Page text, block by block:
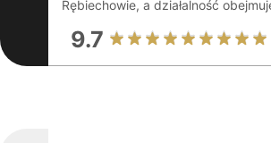
Rębiechowie, a działalność
9.7